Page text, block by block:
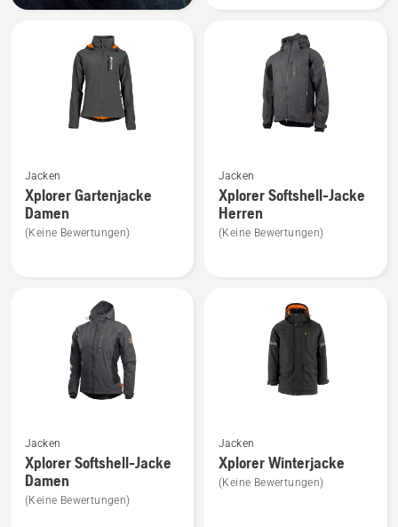
Details
zu
Xplorer
Gartenjacke
Jacken
Xplorer Gartenjacke
Damen
(Keine Bewertungen)
Details
zu
Xplorer
Softshell-
Jacken
Xplorer Softshell-Jacke
Herren
(Keine Bewertungen)
Details
zu
Xplorer
Softshell-
Jacken
Xplorer Softshell-Jacke
Damen
(Keine Bewertungen)
Details
zu
Xplorer
Jacken
Xplorer Winterjacke
(Keine Bewertungen)